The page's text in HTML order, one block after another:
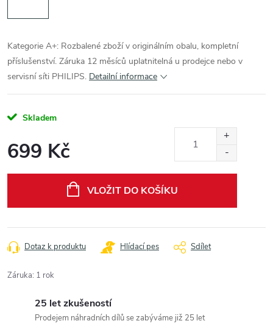
Kategorie A+: Rozbalené zboží v originálním obalu, kompletní
příslušenství. Záruka 12 měsíců uplatnitelná u prodejce nebo v
servisní síti PHILIPS. Detailní informace
Skladem
699 Kč
VLOŽIT DO KOŠÍKU
Dotaz k produktu Hlídací pes Sdílet
Záruka: 1 rok
25 let zkušeností
Prodejem náhradních dílů se zabýváme již 25 let